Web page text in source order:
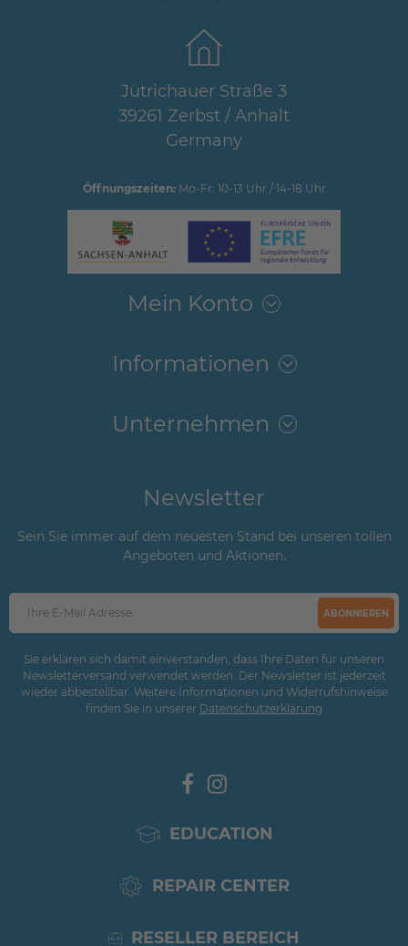
Jütrichauer Straße 3
39261 Zerbst / Anhalt
Germany
Öffnungszeiten:Mo-Fr: 10-13 Uhr / 14-18 Uhr
Mein Konto
Informationen
Unternehmen
Newsletter
Sein Sie immer auf dem neuesten Stand bei unseren tollen
Angeboten und Aktionen.
ABONNIEREN
Sie erklären sich damit einverstanden, dass Ihre Daten für unseren
Newsletterversand verwendet werden. Der Newsletter ist jederzeit
wieder abbestellbar. Weitere Informationen und Widerrufshinweise
finden Sie in unserer Daten­schutz­erklärung
EDUCATION
REPAIR CENTER
RESELLER BEREICH